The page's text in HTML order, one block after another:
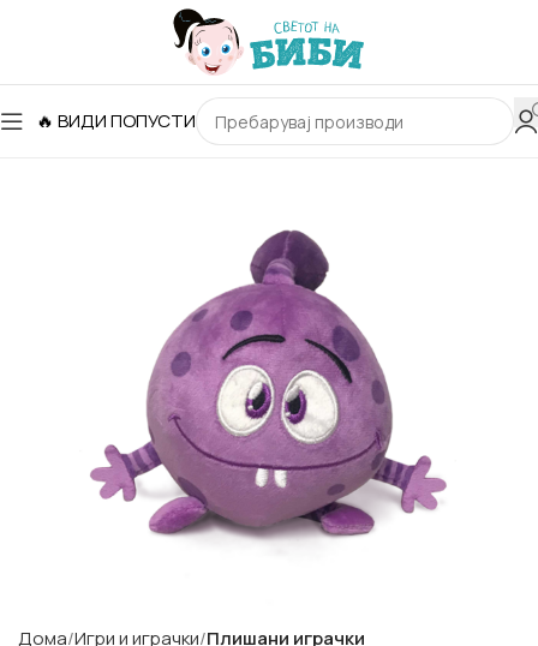
🔥 ВИДИ ПОПУСТИ
Дома Игри и играчки Плишани играчки